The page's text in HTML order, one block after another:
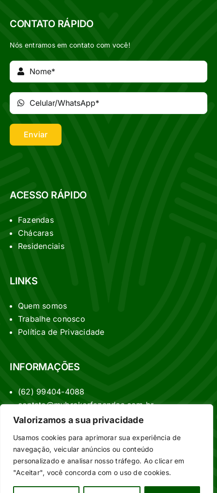
Valorizamos a sua privacidade
Usamos cookies para aprimorar sua experiência de
navegação, veicular anúncios ou conteúdo
personalizado e analisar nosso tráfego. Ao clicar em
"Aceitar", você concorda com o uso de cookies.
CONTATO RÁPIDO
Nós entramos em contato com você!
Enviar
ACESSO RÁPIDO
Fazendas
Chácaras
Residenciais
LINKS
Quem somos
Trabalhe conosco
Política de Privacidade
INFORMAÇÕES
(62) 99404-4088
contato@mybrokerfazendas.com.br
© 2022 My Broker Fazendas | Todos os direitos reservados
My Broker Fazendas
Entre em contato - WhatsApp